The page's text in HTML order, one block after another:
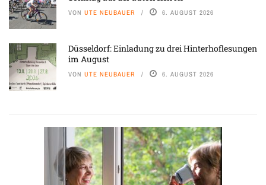
VON UTE NEUBAUER 6. AUGUST 2026
Düsseldorf: Einladung zu drei Hinterhoflesungen
im August
VON UTE NEUBAUER 6. AUGUST 2026